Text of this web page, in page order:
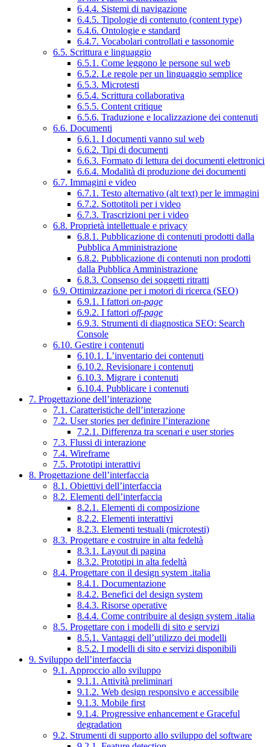
6.4.4. Sistemi di navigazione
6.4.5. Tipologie di contenuto (content type)
6.4.6. Ontologie e standard
6.4.7. Vocabolari controllati e tassonomie
6.5. Scrittura e linguaggio
6.5.1. Come leggono le persone sul web
6.5.2. Le regole per un linguaggio semplice
6.5.3. Microtesti
6.5.4. Scrittura collaborativa
6.5.5. Content critique
6.5.6. Traduzione e localizzazione dei contenuti
6.6. Documenti
6.6.1. I documenti vanno sul web
6.6.2. Tipi di documenti
6.6.3. Formato di lettura dei documenti elettronici
6.6.4. Modalità di produzione dei documenti
6.7. Immagini e video
6.7.1. Testo alternativo (alt text) per le immagini
6.7.2. Sottotitoli per i video
6.7.3. Trascrizioni per i video
6.8. Proprietà intellettuale e privacy
6.8.1. Pubblicazione di contenuti prodotti dalla
Pubblica Amministrazione
6.8.2. Pubblicazione di contenuti non prodotti
dalla Pubblica Amministrazione
6.8.3. Consenso dei soggetti ritratti
6.9. Ottimizzazione per i motori di ricerca (SEO)
6.9.1. I fattori on-page
6.9.2. I fattori off-page
6.9.3. Strumenti di diagnostica SEO: Search
Console
6.10. Gestire i contenuti
6.10.1. L’inventario dei contenuti
6.10.2. Revisionare i contenuti
6.10.3. Migrare i contenuti
6.10.4. Pubblicare i contenuti
7. Progettazione dell’interazione
7.1. Caratteristiche dell’interazione
7.2. User stories per definire l’interazione
7.2.1. Differenza tra scenari e user stories
7.3. Flussi di interazione
7.4. Wireframe
7.5. Prototipi interattivi
8. Progettazione dell’interfaccia
8.1. Obiettivi dell’interfaccia
8.2. Elementi dell’interfaccia
8.2.1. Elementi di composizione
8.2.2. Elementi interattivi
8.2.3. Elementi testuali (microtesti)
8.3. Progettare e costruire in alta fedeltà
8.3.1. Layout di pagina
8.3.2. Prototipi in alta fedeltà
8.4. Progettare con il design system .italia
8.4.1. Documentazione
8.4.2. Benefici del design system
8.4.3. Risorse operative
8.4.4. Come contribuire al design system .italia
8.5. Progettare con i modelli di sito e servizi
8.5.1. Vantaggi dell’utilizzo dei modelli
8.5.2. I modelli di sito e servizi disponibili
9. Sviluppo dell’interfaccia
9.1. Approccio allo sviluppo
9.1.1. Attività preliminari
9.1.2. Web design responsivo e accessibile
9.1.3. Mobile first
9.1.4. Progressive enhancement e Graceful
degradation
9.2. Strumenti di supporto allo sviluppo del software